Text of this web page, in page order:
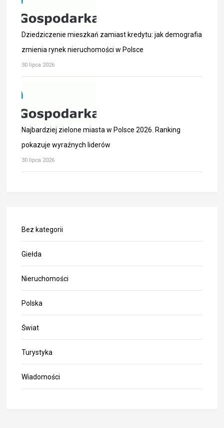
Dziedziczenie mieszkań zamiast kredytu: jak demografia
zmienia rynek nieruchomości w Polsce
30 lipca 2026
Najbardziej zielone miasta w Polsce 2026. Ranking
pokazuje wyraźnych liderów
30 lipca 2026
Bez kategorii
Giełda
Nieruchomości
Polska
Świat
Turystyka
Wiadomości